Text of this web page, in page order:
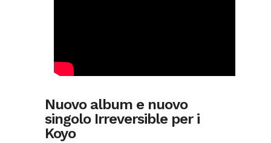
Nuovo album e nuovo
singolo Irreversible per i
Koyo